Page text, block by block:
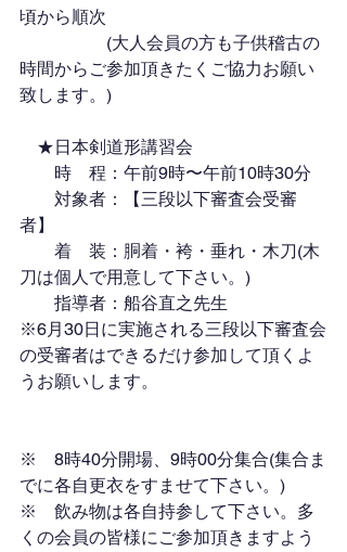
頃から順次
(大人会員の方も子供稽古の
時間からご参加頂きたくご協力お願い
致します。)
★日本剣道形講習会
時　程：午前9時〜午前10時30分
対象者：【三段以下審査会受審
者】
着　装：胴着・袴・垂れ・木刀(木
刀は個人で用意して下さい。)
指導者：船谷直之先生
※6月30日に実施される三段以下審査会
の受審者はできるだけ参加して頂くよ
うお願いします。
※　8時40分開場、9時00分集合(集合ま
でに各自更衣をすませて下さい。)
※　飲み物は各自持参して下さい。多
くの会員の皆様にご参加頂きますよう